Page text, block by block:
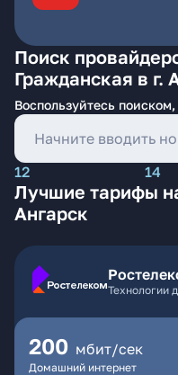
Поиск
Гражданская в г.
Воспользуйтесь
12 14
Лучшие тарифы
Ангарск
Технологии
200 мбит/сек
Домашний интернет